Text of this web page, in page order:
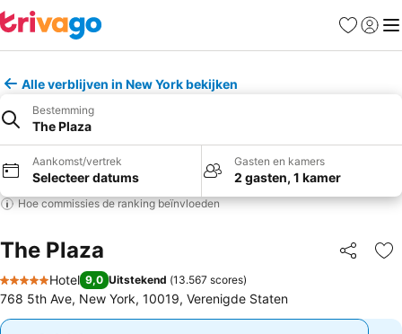
Favorieten
Alle verblijven in New York bekijken
Bestemming
The Plaza
Aankomst/vertrek
Selecteer datums
Gasten en kamers
2 gasten, 1 kamer
Hoe commissies de ranking beïnvloeden
The Plaza Delen
5 Sterren
Hotel 9,0 Uitstekend (13.567 scores)
768 5th Ave, New York, 10019, Verenigde Staten